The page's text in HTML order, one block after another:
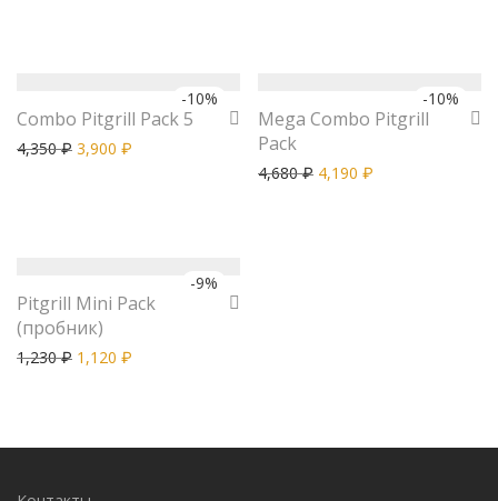
-10%
Combo Pitgrill Pack 5
4,350₽ 3,900 ₽
-10%
Mega Combo Pitgrill
Pack
4,680₽ 4,190 ₽
-9%
Pitgrill Mini Pack
(пробник)
1,230₽ 1,120 ₽